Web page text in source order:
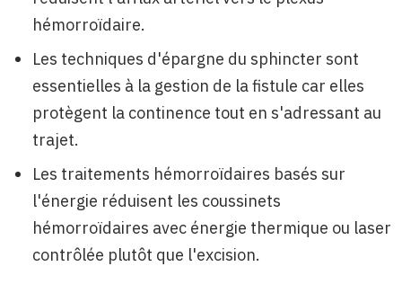
hémorroïdaire.
Les techniques d'épargne du sphincter sont
essentielles à la gestion de la fistule car elles
protègent la continence tout en s'adressant au
trajet.
Les traitements hémorroïdaires basés sur
l'énergie réduisent les coussinets
hémorroïdaires avec énergie thermique ou laser
contrôlée plutôt que l'excision.